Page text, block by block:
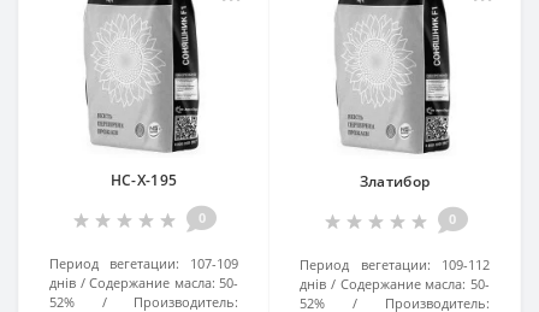
НС-Х-195
0
Период вегетации:
107-109
днів
Содержание масла: 50-
52%
Производитель:
Златибор
0
Период вегетации:
109-112
днів
Содержание масла: 50-
52%
Производитель: